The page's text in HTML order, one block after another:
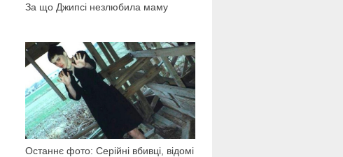
За що Джипсі незлюбила маму
Останнє фото: Серійні вбивці, відомі
261 202